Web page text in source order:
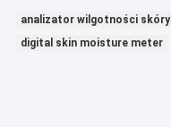
analizator wilgotności skóry
digital skin moisture meter